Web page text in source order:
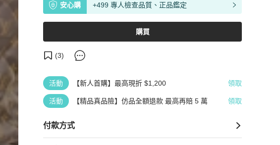
安心購 +499 專人檢查品質、正品鑑定
購買
(3)
活動 【新人首購】最高現折 $1,200 領取
活動 【精品真品險】仿品全額退款 最高再賠 5 萬 領取
付款方式